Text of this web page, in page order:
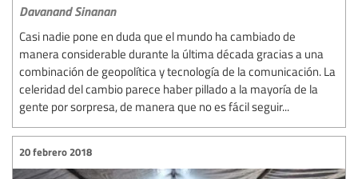
Davanand Sinanan
Casi nadie pone en duda que el mundo ha cambiado de
manera considerable durante la última década gracias a una
combinación de geopolítica y tecnología de la comunicación. La
celeridad del cambio parece haber pillado a la mayoría de la
gente por sorpresa, de manera que no es fácil seguir...
20 febrero 2018